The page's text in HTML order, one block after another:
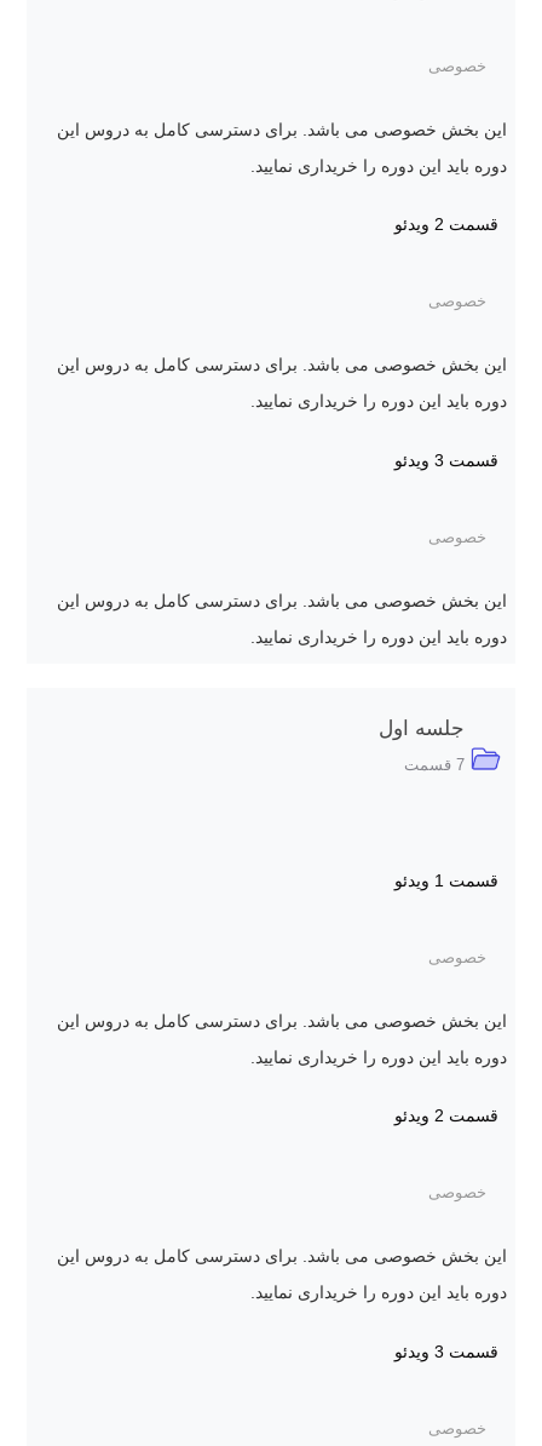
خصوصی
این بخش خصوصی می باشد. برای دسترسی کامل به دروس این
دوره باید این دوره را خریداری نمایید.
قسمت 2 ویدئو
خصوصی
این بخش خصوصی می باشد. برای دسترسی کامل به دروس این
دوره باید این دوره را خریداری نمایید.
قسمت 3 ویدئو
خصوصی
این بخش خصوصی می باشد. برای دسترسی کامل به دروس این
دوره باید این دوره را خریداری نمایید.
جلسه اول
7 قسمت
قسمت 1 ویدئو
خصوصی
این بخش خصوصی می باشد. برای دسترسی کامل به دروس این
دوره باید این دوره را خریداری نمایید.
قسمت 2 ویدئو
خصوصی
این بخش خصوصی می باشد. برای دسترسی کامل به دروس این
دوره باید این دوره را خریداری نمایید.
قسمت 3 ویدئو
خصوصی